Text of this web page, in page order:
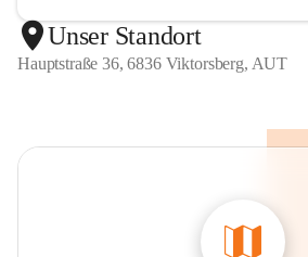
Unser Standort
Hauptstraße 36, 6836 Viktorsberg, AUT